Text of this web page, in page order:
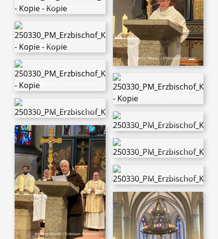
© Maria Aßhauer / Erzbistum Paderborn
© Maria Aßhauer / Erzbistum Paderborn
© Maria Aßhauer / Erzbistum Paderborn
© Maria Aßhauer / Erzbistum Paderborn
© Maria Aßhauer / Erzbistum Paderborn
© Maria Aßhauer / Erzbistum Paderborn
© Maria Aßhauer / Erzbistum Paderborn
© Maria Aßhauer / Erzbistum Paderborn
© Maria Aßhauer / Erzbistum Paderborn
© Maria Aßhauer / Erzbistum Paderborn